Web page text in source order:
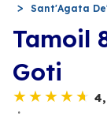
Sant'Agata
Tamoil
Goti